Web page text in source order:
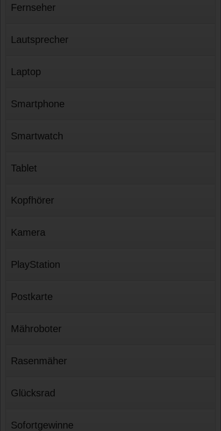
Fernseher
Lautsprecher
Laptop
Smartphone
Smartwatch
Tablet
Kopfhörer
Kamera
PlayStation
Postkarte
Mähroboter
Rasenmäher
Glücksrad
Sofortgewinne